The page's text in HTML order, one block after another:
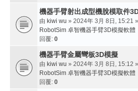
機器手臂射出成型機脫模取件
由 kiwi wu » 2024年 3月 8日, 15:21
RobotSim 卓智機器手臂3D模擬軟體
回覆: 0
機器手臂金屬彎板3D模擬
由 kiwi wu » 2024年 3月 8日, 15:12
RobotSim 卓智機器手臂3D模擬軟體
回覆: 0